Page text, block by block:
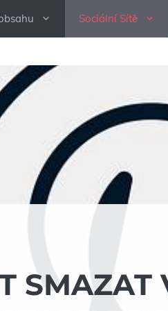
Sociální Sítě
SMAZAT